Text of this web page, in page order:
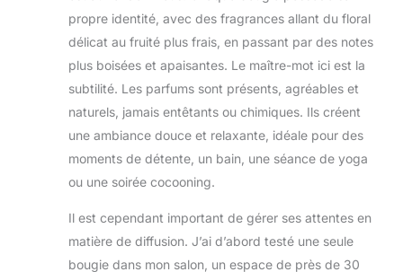
propre identité, avec des fragrances allant du floral
délicat au fruité plus frais, en passant par des notes
plus boisées et apaisantes. Le maître-mot ici est la
subtilité. Les parfums sont présents, agréables et
naturels, jamais entêtants ou chimiques. Ils créent
une ambiance douce et relaxante, idéale pour des
moments de détente, un bain, une séance de yoga
ou une soirée cocooning.
Il est cependant important de gérer ses attentes en
matière de diffusion. J’ai d’abord testé une seule
bougie dans mon salon, un espace de près de 30